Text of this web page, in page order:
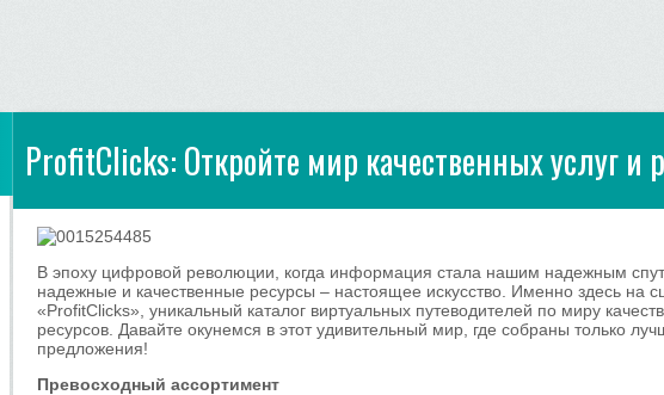
ProfitClicks: Откройте мир качественных услуг и
В эпоху цифровой революции, когда информация стала нашим надежным
надежные и качественные ресурсы – настоящее искусство. Именно здесь на
«ProfitClicks», уникальный каталог виртуальных путеводителей по миру
ресурсов. Давайте окунемся в этот удивительный мир, где собраны только
предложения!
Превосходный ассортимент